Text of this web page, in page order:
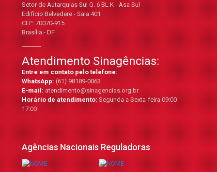
Setor de Autarquias Sul Q. 6 BL K - Asa Sul
Edifício Belvedere - Sala 401
CEP: 70070-915
Brasília - DF
Atendimento Sinagências:
Entre em contato pelo telefone:
WhatsApp:(61) 98189-0063
E-mail:atendimento@sinagencias.org.br
Horário de atendimento:Segunda a Sexta-feira 09:00 -
17:00
Agências Nacionais Reguladoras